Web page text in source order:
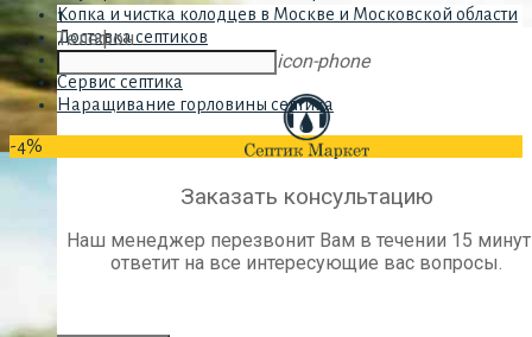
1
Телефон
icon-phone
Заказать консультацию
Наш менеджер перезвонит Вам в течении 15
ответит на все интересующие вас вопросы.
Копка и чистка колодцев в Москве и Московской области
Доставка септиков
Сервис септика
Наращивание горловины септика
-4%